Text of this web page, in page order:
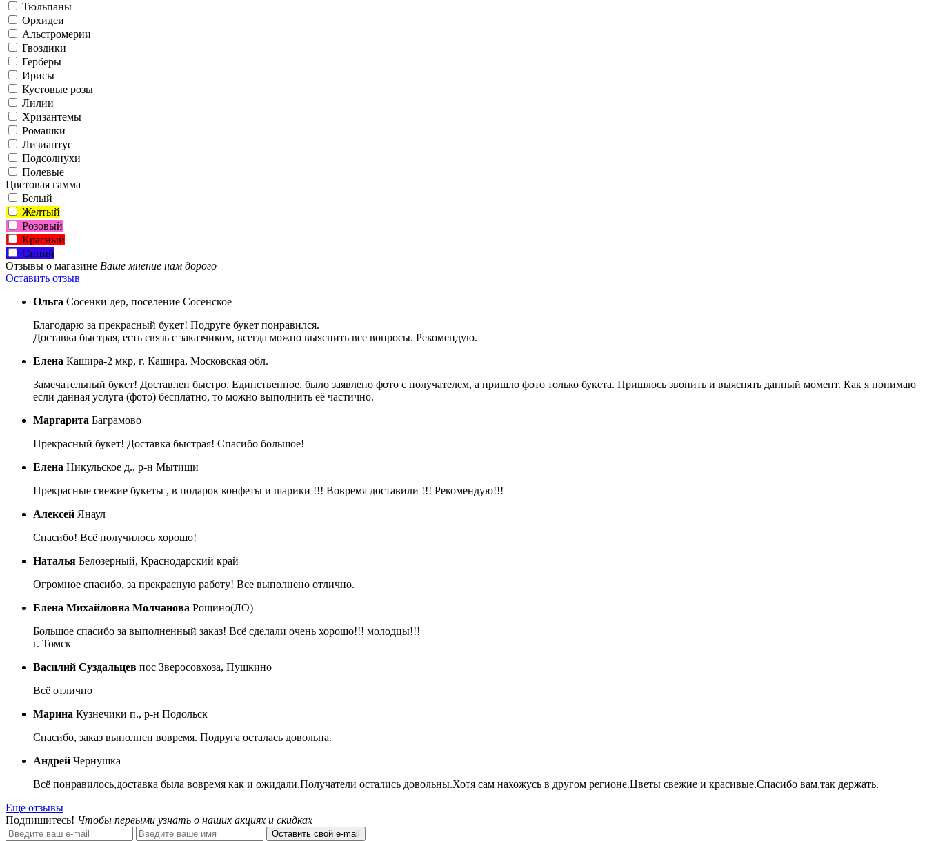
Тюльпаны
Орхидеи
Альстромерии
Гвоздики
Герберы
Ирисы
Кустовые розы
Лилии
Хризантемы
Ромашки
Лизиантус
Подсолнухи
Полевые
Цветовая гамма
Белый
Желтый
Розовый
Красный
Синий
Отзывы о магазине Ваше мнение нам дорого
Оставить отзыв
Ольга Сосенки дер, поселение Сосенское
Благодарю за прекрасный букет! Подруге букет понравился.
Доставка быстрая, есть связь с заказчиком, всегда можно выяснить все вопросы. Рекомендую.
Елена Кашира-2 мкр, г. Кашира, Московская обл.
Замечательный букет! Доставлен быстро. Единственное, было заявлено фото с получателем, а пришло фото только букета. Пришлось звонить и выяснять данный момент. Как я понимаю
если данная услуга (фото) бесплатно, то можно выполнить её частично.
Маргарита Баграмово
Прекрасный букет! Доставка быстрая! Спасибо большое!
Елена Никульское д., р-н Мытищи
Прекрасные свежие букеты , в подарок конфеты и шарики !!! Вовремя доставили !!! Рекомендую!!!
Алексей Янаул
Спасибо! Всё получилось хорошо!
Наталья Белозерный, Краснодарский край
Огромное спасибо, за прекрасную работу! Все выполнено отлично.
Елена Михайловна Молчанова Рощино(ЛО)
Большое спасибо за выполненный заказ! Всё сделали очень хорошо!!! молодцы!!!
г. Томск
Василий Суздальцев пос Зверосовхоза, Пушкино
Всё отлично
Марина Кузнечики п., р-н Подольск
Спасибо, заказ выполнен вовремя. Подруга осталась довольна.
Андрей Чернушка
Всё понравилось,доставка была вовремя как и ожидали.Получатели остались довольны.Хотя сам нахожусь в другом регионе.Цветы свежие и красивые.Спасибо вам,так держать.
Еще отзывы
Подпишитесь! Чтобы первыми узнать о наших акциях и скидках
Оставить свой e-mail